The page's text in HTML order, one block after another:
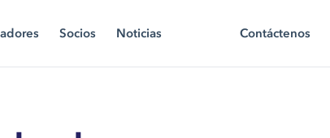
Socios Noticias Contáctenos